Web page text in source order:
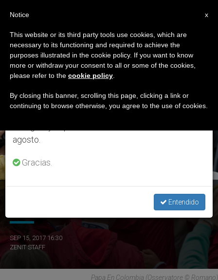
ETIQUETA
Posts Tagged ‘Papa
En El Avión’
ÚLTIMAS NOTICIAS
Rueda de prensa del Papa en el avión: el modelo
SEP 15, 2017 16:30
ZENIT STAFF
Papa En Colombia (Osservatore © Romano)
×
Aviso importante
Del 27 de julio al 7 de agosto haremos la pausa
anual, aprovechando que en el periodo de verano
se generan menos informaciones y también el
agosto.
Gracias.
Entendido
x
Notice
This website or its third party tools use cookies, which are
necessary to its functioning and required to achieve the
purposes illustrated in the cookie policy. If you want to know
more or withdraw your consent to all or some of the cookies,
please refer to the cookie policy
By closing this banner, scrolling this page, clicking a link or
continuing to browse otherwise, you agree to the use of cookies.